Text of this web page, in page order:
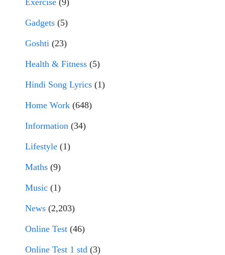
Gadgets (5)
Goshti (23)
Health & Fitness (5)
Hindi Song Lyrics (1)
Home Work (648)
Information (34)
Lifestyle (1)
Maths (9)
Music (1)
News (2,203)
Online Test (46)
Online Test 1 std (3)